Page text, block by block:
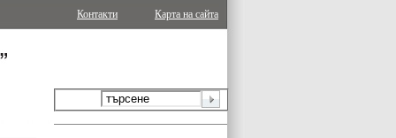
Карта на сайта
Контакти